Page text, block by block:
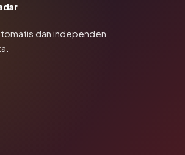
dan independen